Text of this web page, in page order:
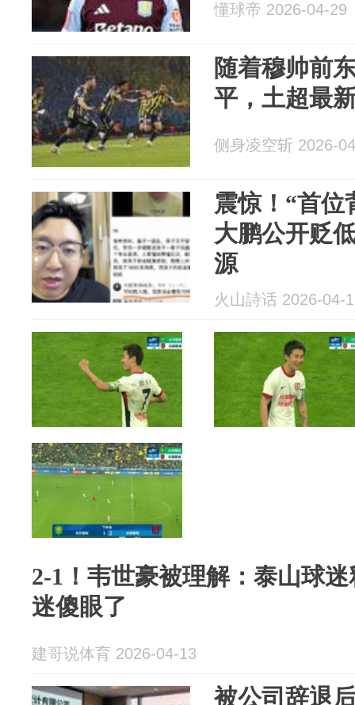
懂球帝 2026-04-29
随着穆帅前
平，土超最
侧身凌空斩 2026-
震惊！“首位
大鹏公开贬
源
火山詩话 2026-04-
2-1！韦世豪被理解：泰山球
迷傻眼了
建哥说体育 2026-04-13
被公司辞退